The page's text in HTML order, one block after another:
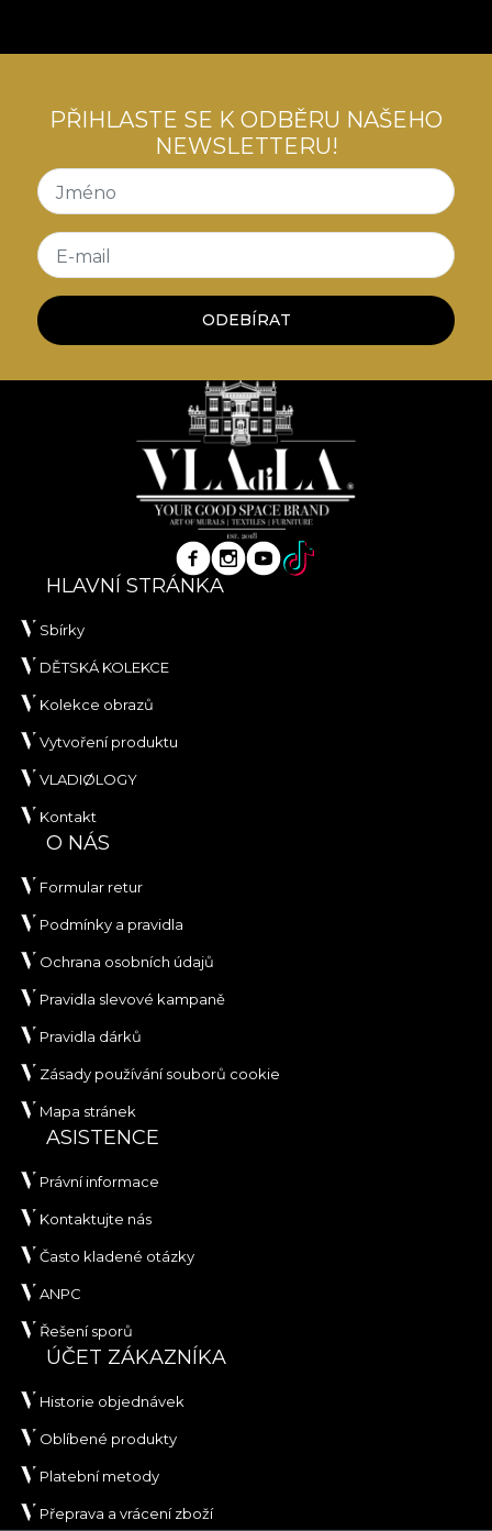
PŘIHLASTE SE K ODBĚRU NAŠEHO
NEWSLETTERU!
Jméno
E-mail
ODEBÍRAT
HLAVNÍ STRÁNKA
Sbírky
DĚTSKÁ KOLEKCE
Kolekce obrazů
Vytvoření produktu
VLADIØLOGY
Kontakt
O NÁS
Formular retur
Podmínky a pravidla
Ochrana osobních údajů
Pravidla slevové kampaně
Pravidla dárků
Zásady používání souborů cookie
Mapa stránek
ASISTENCE
Právní informace
Kontaktujte nás
Často kladené otázky
ANPC
Řešení sporů
ÚČET ZÁKAZNÍKA
Historie objednávek
Oblíbené produkty
Platební metody
Přeprava a vrácení zboží